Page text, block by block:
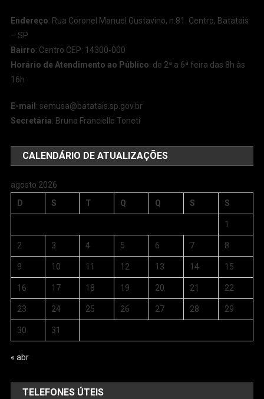
Endereço: Rua Coronel Manuel Gustavino, n.81. Centro, Batatais
– SP
Bairro: Centro CEP: 14300-000
Horário de Atendimento ao Público: de 2ª a 6ª feira das 8h às
16h
E-mail :semusa@batatais.sp.gov.br
Secretária: Bruna Francielle Toneti
CALENDÁRIO DE ATUALIZAÇÕES
agosto 2026
D
S T Q Q S S
1
2 3 4 5 6 7 8
9 10 11 12 13 14 15
16 17 18 19 20 21 22
23 24 25 26 27 28 29
30 31
« abr
TELEFONES ÚTEIS